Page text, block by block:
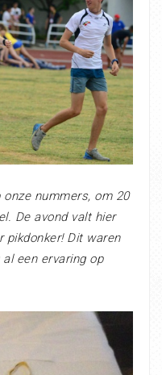
onze nummers, om 20
De avond valt hier
pikdonker! Dit waren
een ervaring op